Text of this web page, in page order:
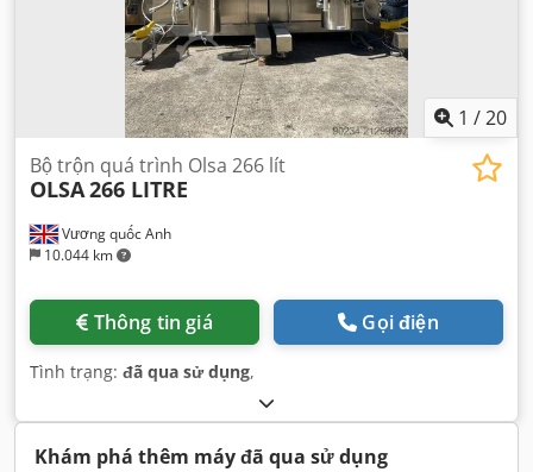
1 /20
Vương quốc Anh
10.044 km
Bộ trộn quá trình Olsa 266 lít
OLSA266 LITRE
Thông tin giá Gọi điện
Tình trạng: đã qua sử dụng,
Khám phá thêm máy đã qua sử dụng